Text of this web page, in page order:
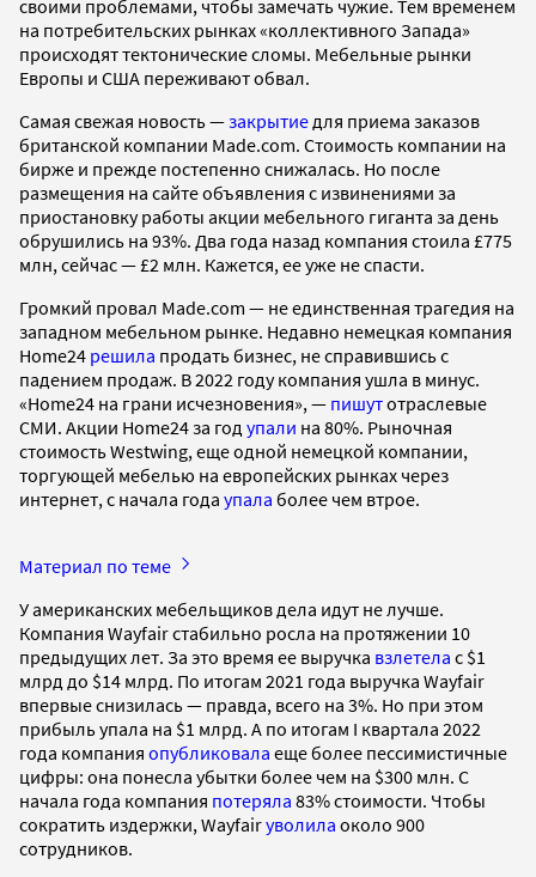
своими проблемами, чтобы замечать чужие. Тем временем
на потребительских рынках «коллективного Запада»
происходят тектонические сломы. Мебельные рынки
Европы и США переживают обвал.
Самая свежая новость —закрытие для приема заказов
британской компании Made.com. Стоимость компании на
бирже и прежде постепенно снижалась. Но после
размещения на сайте объявления с извинениями за
приостановку работы акции мебельного гиганта за день
обрушились на 93%. Два года назад компания стоила £775
млн, сейчас — £2 млн. Кажется, ее уже не спасти.
Громкий провал Made.com — не единственная трагедия на
западном мебельном рынке. Недавно немецкая компания
Home24 решила продать бизнес, не справившись с
падением продаж. В 2022 году компания ушла в минус.
«Home24 на грани исчезновения», — пишутотраслевые
СМИ. Акции Home24 за год упали на 80%. Рыночная
стоимость Westwing, еще одной немецкой компании,
торгующей мебелью на европейских рынках через
интернет, с начала года упала более чем втрое.
Материал по теме
У американских мебельщиков дела идут не лучше.
Компания Wayfair стабильно росла на протяжении 10
предыдущих лет. За это время ее выручка взлетела с $1
млрд до $14 млрд. По итогам 2021 года выручка Wayfair
впервые снизилась — правда, всего на 3%. Но при этом
прибыль упала на $1 млрд. А по итогам I квартала 2022
года компания опубликовала еще более пессимистичные
цифры: она понесла убытки более чем на $300 млн. С
начала года компания потеряла 83% стоимости. Чтобы
сократить издержки, Wayfairуволила около 900
сотрудников.